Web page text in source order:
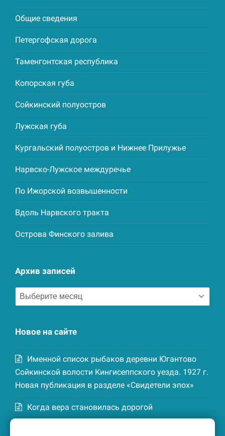
Общие сведения
Петергофская дорога
Таменгонтская республика
Копорская губа
Сойкинский полуостров
Лужская губа
Кургальский полуостров и Нижнее Прилужье
Нарвско-Лужское междуречье
По Ижорской возвышенности
Вдоль Нарвского тракта
Острова Финского залива
Архив записей
Архив
записей
Новое на сайте
Именной список рыбаков деревни Югантово
Сойкинской волости Кингисеппского уезда. 1927 г.
Новая публикация в разделе «Свидетели эпох»
Когда вера становилась дорогой